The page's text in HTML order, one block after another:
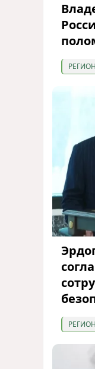
РЕГИОН
РЕГИОН